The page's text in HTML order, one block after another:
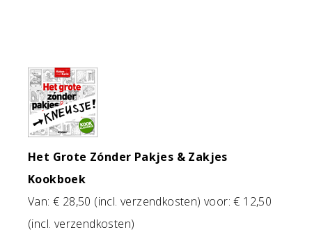
Het Grote Zónder Pakjes & Zakjes
Kookboek
Van: € 28,50 (incl. verzendkosten) voor: € 12,50
(incl. verzendkosten)